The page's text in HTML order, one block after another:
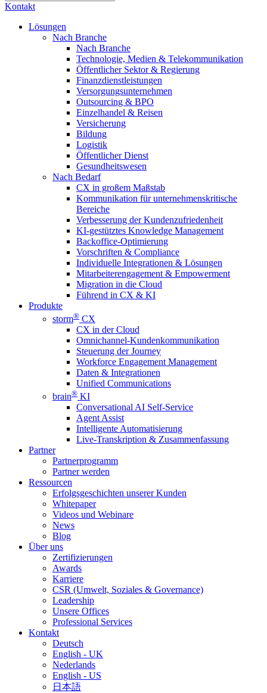
Kontakt
Lösungen
Nach Branche
Nach Branche
Technologie, Medien & Telekommunikation
Öffentlicher Sektor & Regierung
Finanzdienstleistungen
Versorgungsunternehmen
Outsourcing & BPO
Einzelhandel & Reisen
Versicherung
Bildung
Logistik
Öffentlicher Dienst
Gesundheitswesen
Nach Bedarf
CX in großem Maßstab
Kommunikation für unternehmenskritische
Bereiche
Verbesserung der Kundenzufriedenheit
KI-gestütztes Knowledge Management
Backoffice-Optimierung
Vorschriften & Compliance
Individuelle Integrationen & Lösungen
Mitarbeiterengagement & Empowerment
Migration in die Cloud
Führend in CX & KI
Produkte
storm® CX
CX in der Cloud
Omnichannel-Kundenkommunikation
Steuerung der Journey
Workforce Engagement Management
Daten & Integrationen
Unified Communications
brain® KI
Conversational AI Self-Service
Agent Assist
Intelligente Automatisierung
Live-Transkription & Zusammenfassung
Partner
Partnerprogramm
Partner werden
Ressourcen
Erfolgsgeschichten unserer Kunden
Whitepaper
Videos und Webinare
News
Blog
Über uns
Zertifizierungen
Awards
Karriere
CSR (Umwelt, Soziales & Governance)
Leadership
Unsere Offices
Professional Services
Kontakt
Deutsch
English - UK
Nederlands
English - US
日本語